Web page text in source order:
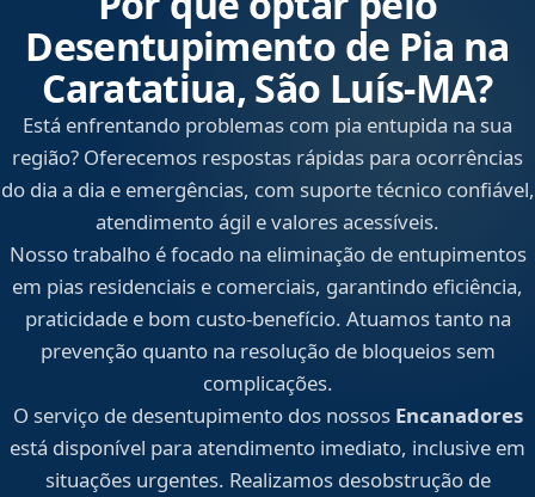
Desentupimento de Pia na
Caratatiua, São Luís‑MA?
Está enfrentando problemas com pia entupida na sua
região? Oferecemos respostas rápidas para ocorrências
do dia a dia e emergências, com suporte técnico confiável,
atendimento ágil e valores acessíveis.
Nosso trabalho é focado na eliminação de entupimentos
em pias residenciais e comerciais, garantindo eficiência,
praticidade e bom custo-benefício. Atuamos tanto na
prevenção quanto na resolução de bloqueios sem
complicações.
O serviço de desentupimento dos nossos Encanadores
está disponível para atendimento imediato, inclusive em
situações urgentes. Realizamos desobstrução de